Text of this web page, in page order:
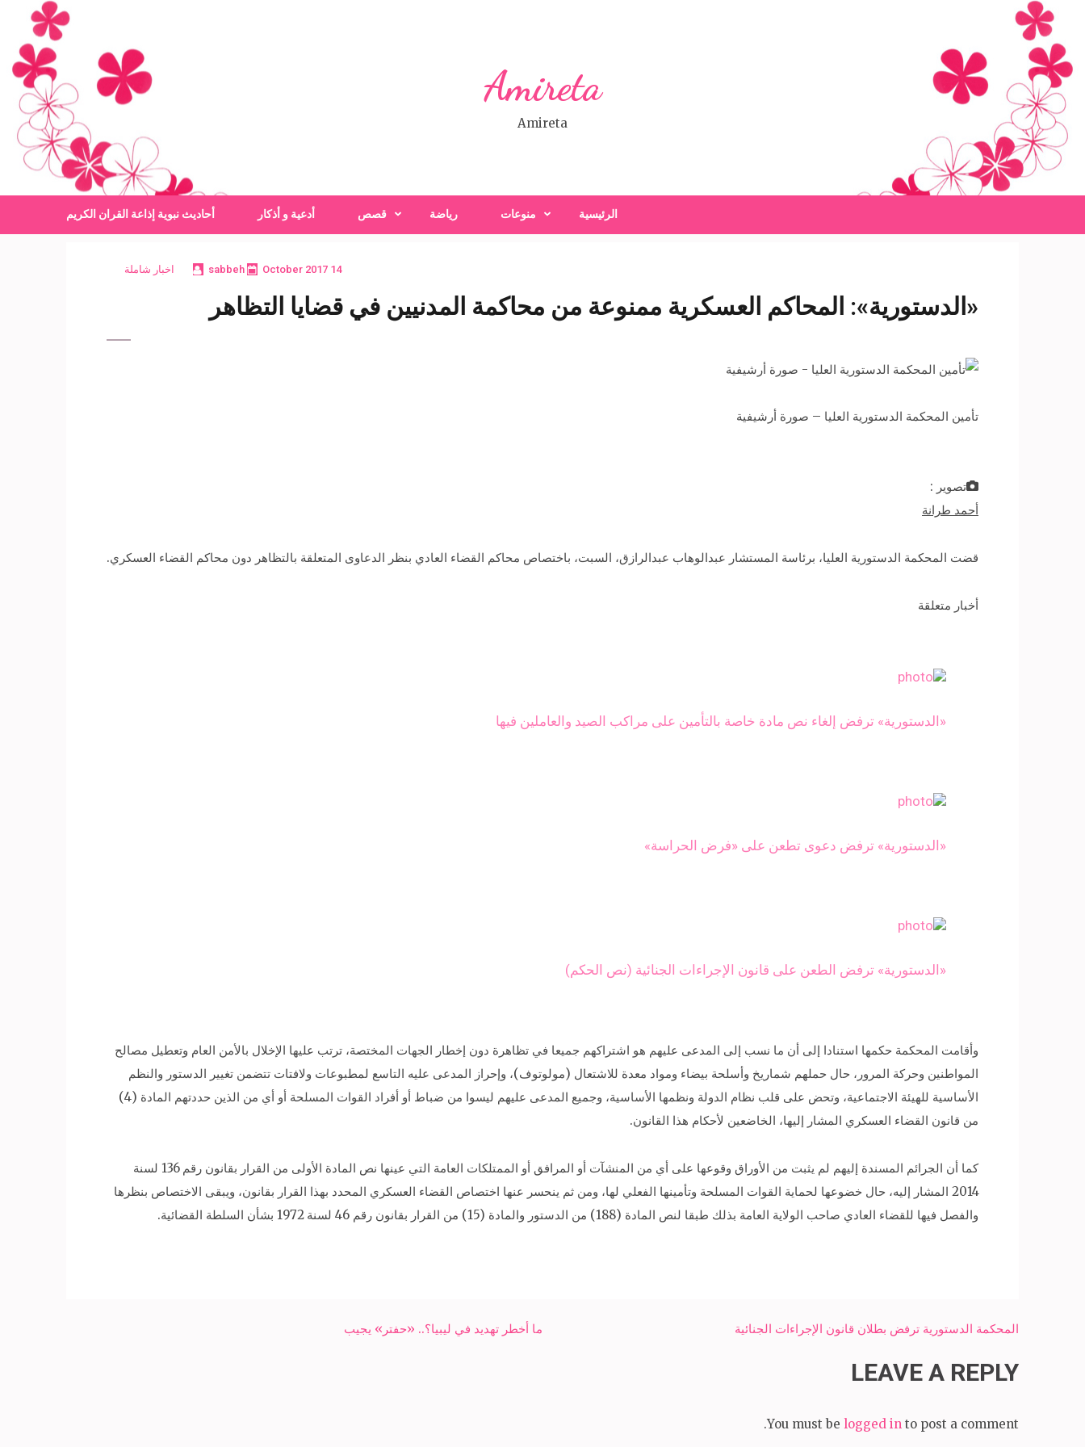
content
(Press
Enter)
Amireta
Amireta
الرئيسية منوعات رياضة قصص أدعية و أذكار أحاديث نبوية إذاعة القران الكريم
14 October 2017
sabbeh اخبار شاملة
«الدستورية»: المحاكم العسكرية ممنوعة من محاكمة المدنيين في قضايا التظاهر
تأمين المحكمة الدستورية العليا – صورة أرشيفية
تصوير :
أحمد طرانة
قضت المحكمة الدستورية العليا، برئاسة المستشار عبدالوهاب عبدالرازق، السبت، باختصاص محاكم القضاء العادي بنظر الدعاوى المتعلقة بالتظاهر دون محاكم القضاء العسكري.
أخبار متعلقة
«الدستورية» ​​ترفض إلغاء نص مادة خاصة بالتأمين على مراكب الصيد والعاملين فيها
​​«الدستورية» ترفض دعوى تطعن على «فرض الحراسة»
«​​الدستورية» ترفض الطعن على قانون الإجراءات الجنائية (نص الحكم)
وأقامت المحكمة حكمها استنادا إلى أن ما نسب إلى المدعى عليهم هو اشتراكهم جميعا في تظاهرة دون إخطار الجهات المختصة، ترتب عليها الإخلال بالأمن العام وتعطيل مصالح
المواطنين وحركة المرور، حال حملهم شماريخ وأسلحة بيضاء ومواد معدة للاشتعال (مولوتوف)، وإحراز المدعى عليه التاسع لمطبوعات ولافتات تتضمن تغيير الدستور والنظم
الأساسية للهيئة الاجتماعية، وتحض على قلب نظام الدولة ونظمها الأساسية، وجميع المدعى عليهم ليسوا من ضباط أو أفراد القوات المسلحة أو أي من الذين حددتهم المادة (4)
من قانون القضاء العسكري المشار إليها، الخاضعين لأحكام هذا القانون.
كما أن الجرائم المسندة إليهم لم يثبت من الأوراق وقوعها على أي من المنشآت أو المرافق أو الممتلكات العامة التي عينها نص المادة الأولى من القرار بقانون رقم 136 لسنة
2014 المشار إليه، حال خضوعها لحماية القوات المسلحة وتأمينها الفعلي لها، ومن ثم ينحسر عنها اختصاص القضاء العسكري المحدد بهذا القرار بقانون، ويبقى الاختصاص بنظرها
والفصل فيها للقضاء العادي صاحب الولاية العامة بذلك طبقا لنص المادة (188) من الدستور والمادة (15) من القرار بقانون رقم 46 لسنة 1972 بشأن السلطة القضائية.
Post
ما أخطر تهديد في ليبيا؟.. «حفتر» يجيب المحكمة الدستورية ترفض بطلان قانون الإجراءات الجنائية
LEAVE A REPLY
You must be logged in to post a comment.